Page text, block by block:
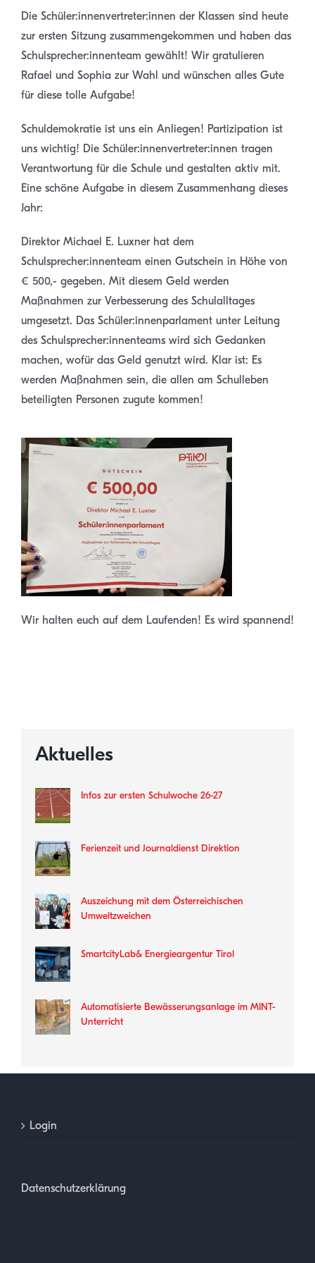
Die Schüler:innenvertreter:innen der Klassen sind heute
zur ersten Sitzung zusammengekommen und haben das
Schulsprecher:innenteam gewählt! Wir gratulieren
Rafael und Sophia zur Wahl und wünschen alles Gute
für diese tolle Aufgabe!
Schuldemokratie ist uns ein Anliegen! Partizipation ist
uns wichtig! Die Schüler:innenvertreter:innen tragen
Verantwortung für die Schule und gestalten aktiv mit.
Eine schöne Aufgabe in diesem Zusammenhang dieses
Jahr:
Direktor Michael E. Luxner hat dem
Schulsprecher:innenteam einen Gutschein in Höhe von
€ 500,- gegeben. Mit diesem Geld werden
Maßnahmen zur Verbesserung des Schulalltages
umgesetzt. Das Schüler:innenparlament unter Leitung
des Schulsprecher:innenteams wird sich Gedanken
machen, wofür das Geld genutzt wird. Klar ist: Es
werden Maßnahmen sein, die allen am Schulleben
beteiligten Personen zugute kommen!
Wir halten euch auf dem Laufenden! Es wird spannend!
Aktuelles
Infos zur ersten Schulwoche 26-27
Ferienzeit und Journaldienst Direktion
Auszeichung mit dem Österreichischen
Umweltzweichen
SmartcityLab& Energieargentur Tirol
Automatisierte Bewässerungsanlage im MINT-
Unterricht
Login
Datenschutzerklärung